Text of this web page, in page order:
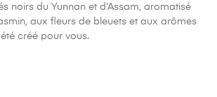
noirs du Yunnan et d’Assam, aromatisé
aux fleurs de bleuets et aux arômes
créé pour vous.